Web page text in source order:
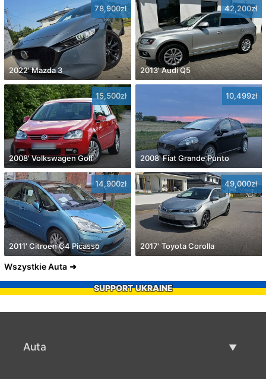
78,900zł
2022' Mazda 3
42,200zł
2013' Audi Q5
15,500zł
2008' Volkswagen Golf
10,499zł
2008' Fiat Grande Punto
14,900zł
2011' Citroen C4 Picasso
49,000zł
2017' Toyota Corolla
Wszystkie Auta
SUPPORT UKRAINE
Auta